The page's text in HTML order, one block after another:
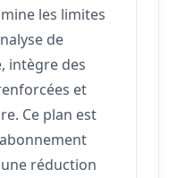
les limites
de
intègre des
et
Ce plan est
réduction